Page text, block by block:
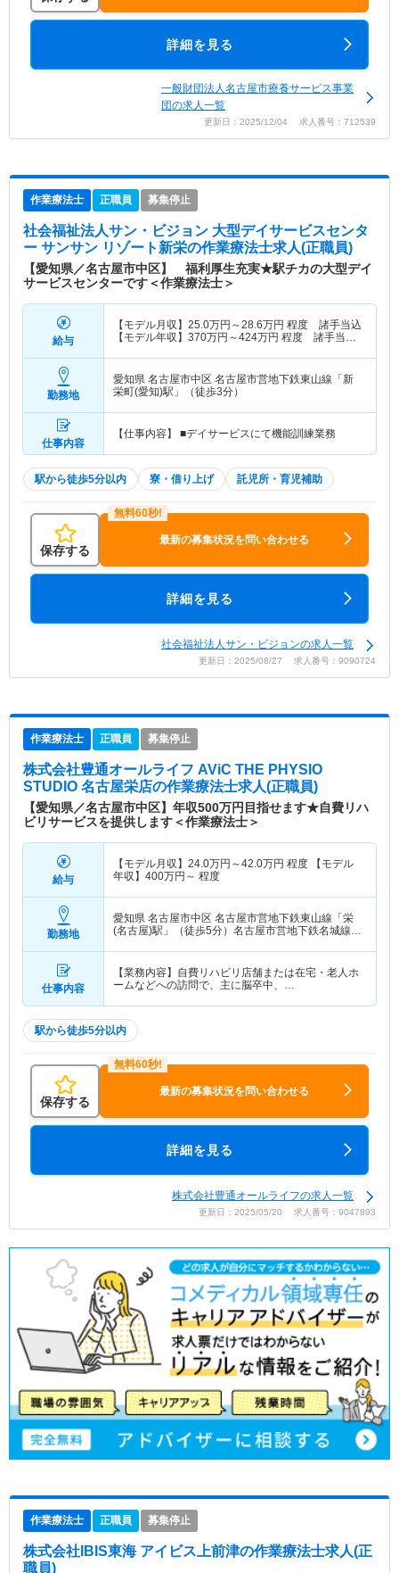
詳細を見る
一般財団法人名古屋市療養サービス事業
団の求人一覧
更新日：2025/12/04 求人番号：712539
作業療法士 正職員 募集停止
社会福祉法人サン・ビジョン 大型デイサービスセンタ
ー サンサン リゾート新栄の作業療法士求人(正職員)
【愛知県／名古屋市中区】 福利厚生充実★駅チカの大型デイ
サービスセンターです＜作業療法士＞
給与
【モデル月収】 25.0万円～28.6万円 程度 諸手当込
【モデル年収】 370万円～424万円 程度 諸手当・
勤務地
愛知県 名古屋市中区 名古屋市営地下鉄東山線「新
栄町(愛知)駅」（徒歩3分）
仕事内容
【仕事内容】 ■デイサービスにて機能訓練業務
駅から徒歩5分以内 寮・借り上げ 託児所・育児補助
保存する
最新の募集状況を問い合わせる
詳細を見る
社会福祉法人サン・ビジョンの求人一覧
更新日：2025/08/27 求人番号：9090724
作業療法士 正職員 募集停止
株式会社豊通オールライフ AViC THE PHYSIO
STUDIO 名古屋栄店の作業療法士求人(正職員)
【愛知県／名古屋市中区】年収500万円目指せます★自費リハ
ビリサービスを提供します＜作業療法士＞
給与
【モデル月収】 24.0万円～42.0万円 程度 【モデル
年収】 400万円～ 程度
勤務地
愛知県 名古屋市中区 名古屋市営地下鉄東山線「栄
(名古屋)駅」（徒歩5分）名古屋市営地下鉄名城線
仕事内容
【業務内容】自費リハビリ店舗または在宅・老人ホ
ームなどへの訪問で、主に脳卒中、…
駅から徒歩5分以内
保存する
最新の募集状況を問い合わせる
詳細を見る
株式会社豊通オールライフの求人一覧
更新日：2025/05/20 求人番号：9047893
作業療法士 正職員 募集停止
株式会社IBIS東海 アイビス上前津の作業療法士求人(正
職員)